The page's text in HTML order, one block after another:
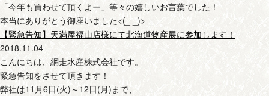
「今年も買わせて頂くよー」等々の嬉しいお言葉でした！
本当にありがとう御座いました<(_ _)>
【緊急告知】天満屋福山店様にて北海道物産展に参加します！
2018.11.04
こんにちは、網走水産株式会社です。
緊急告知をさせて頂きます！
弊社は11月6日(火)～12日(月)まで、